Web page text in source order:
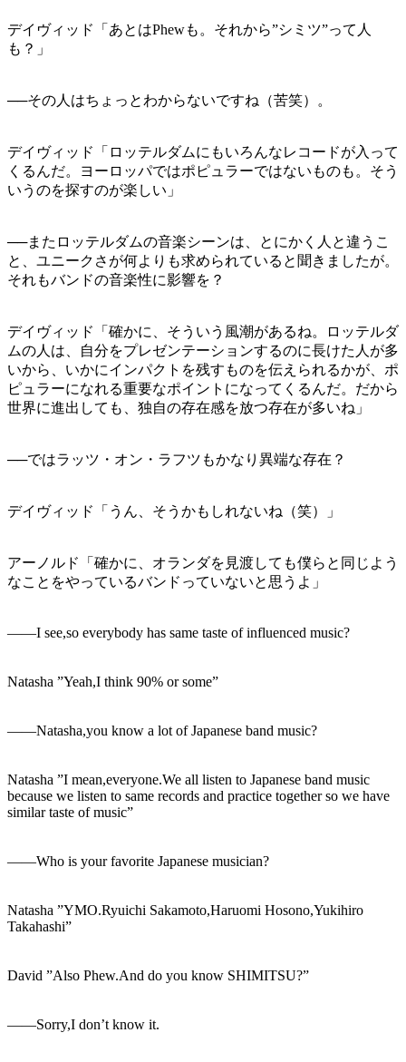
デイヴィッド「あとはPhewも。それから”シミツ”って人
も？」
──その人はちょっとわからないですね（苦笑）。
デイヴィッド「ロッテルダムにもいろんなレコードが入って
くるんだ。ヨーロッパではポピュラーではないものも。そう
いうのを探すのが楽しい」
──またロッテルダムの音楽シーンは、とにかく人と違うこ
と、ユニークさが何よりも求められていると聞きましたが。
それもバンドの音楽性に影響を？
デイヴィッド「確かに、そういう風潮があるね。ロッテルダ
ムの人は、自分をプレゼンテーションするのに長けた人が多
いから、いかにインパクトを残すものを伝えられるかが、ポ
ピュラーになれる重要なポイントになってくるんだ。だから
世界に進出しても、独自の存在感を放つ存在が多いね」
──ではラッツ・オン・ラフツもかなり異端な存在？
デイヴィッド「うん、そうかもしれないね（笑）」
アーノルド「確かに、オランダを見渡しても僕らと同じよう
なことをやっているバンドっていないと思うよ」
――I see,so everybody has same taste of influenced music?
Natasha ”Yeah,I think 90% or some”
――Natasha,you know a lot of Japanese band music?
Natasha ”I mean,everyone.We all listen to Japanese band music
because we listen to same records and practice together so we have
similar taste of music”
――Who is your favorite Japanese musician?
Natasha ”YMO.Ryuichi Sakamoto,Haruomi Hosono,Yukihiro
Takahashi”
David ”Also Phew.And do you know SHIMITSU?”
――Sorry,I don’t know it.